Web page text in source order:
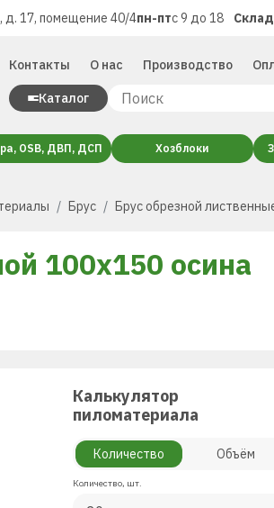
д. 17, помещение 40/4пн-птс 9 до 18
Контакты О нас Производство
Каталог
OSB, ДВП, ДСП Хозблоки
Брус Брус обрезной
100х150 осина
Калькулятор
пиломатериала
Количество Объём
Количество, шт.